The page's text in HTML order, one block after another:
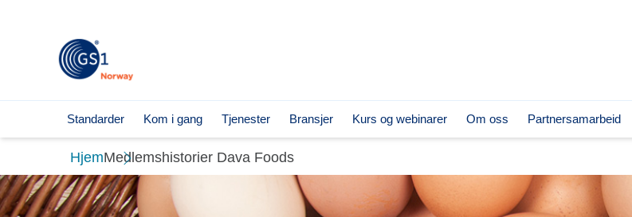
Standarder Kom i gang Tjenester Bransjer Kurs og webinarer Om oss Partnersamarbeid
til
innhold
HjemMedlemshistorier Dava Foods